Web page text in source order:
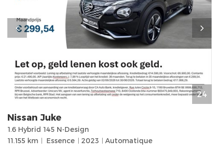
24
Nissan Juke
1.6 Hybrid 145 N-Design
11.155 km
Essence 2023 Automatique